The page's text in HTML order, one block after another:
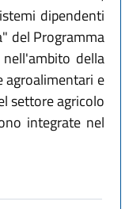
dipendenti
del Programma
della
agroalimentari e
settore agricolo
integrate nel